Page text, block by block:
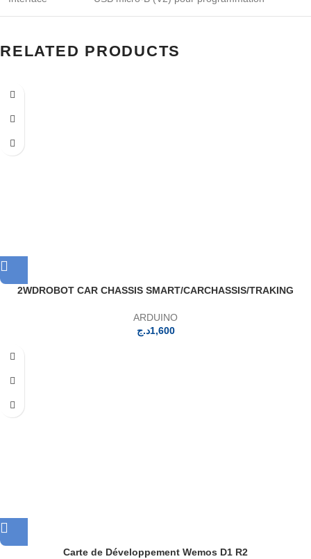
RELATED PRODUCTS
2WDROBOT CAR CHASSIS SMART/CARCHASSIS/TRAKING
ARDUINO
1,600د.ج
Carte de Développement Wemos D1 R2